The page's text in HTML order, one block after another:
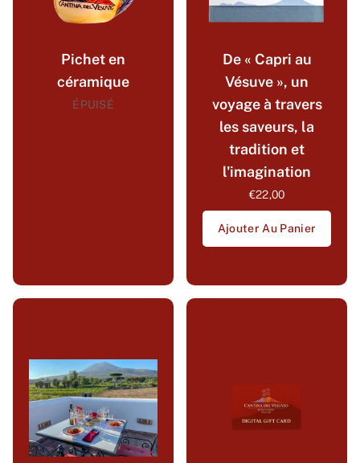
Pichet en
céramique
ÉPUISÉ
De « Capri au
Vésuve », un
voyage à travers
les saveurs, la
tradition et
l'imagination
€22,00
Ajouter Au Panier